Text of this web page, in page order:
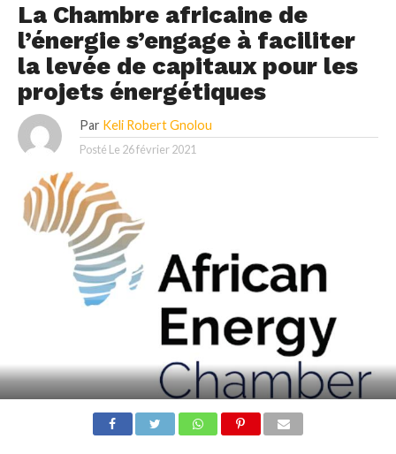
La Chambre africaine de
l’énergie s’engage à faciliter
la levée de capitaux pour les
projets énergétiques
Par Keli Robert Gnolou
Posté Le 26 février 2021